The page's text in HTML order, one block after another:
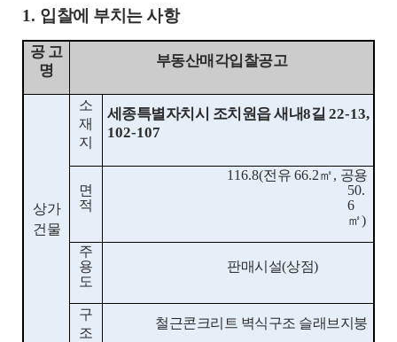
1. 입찰에 부치는 사항
공 고
명
부동산매각입찰공고
상가
건물
소
재
지
세종특별자치시 조치원읍 새내8길22-13,
102-107
면
적
116.8(전유 66.2㎡, 공용
50.
6
㎡)
주
용
도
판매시설(상점)
구
조
철근콘크리트 벽식구조 슬래브지붕